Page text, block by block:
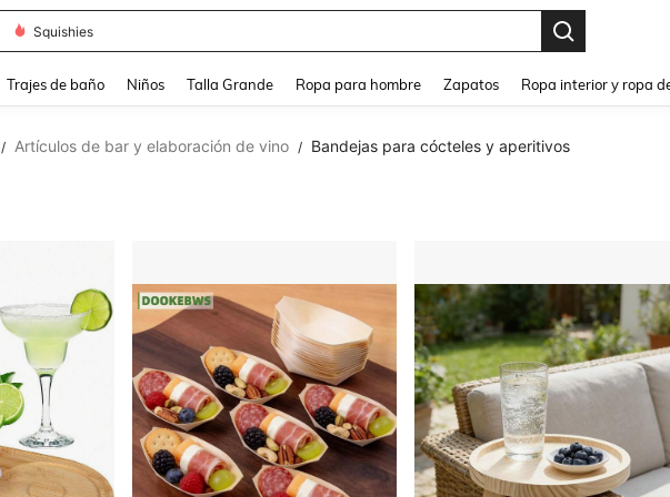
Musera
Trajes de baño Niños Talla Grande Ropa para hombre Zapatos Ropa interior y ropa
/ Artículos de bar y elaboración de vino / Bandejas para cócteles y aperitivos